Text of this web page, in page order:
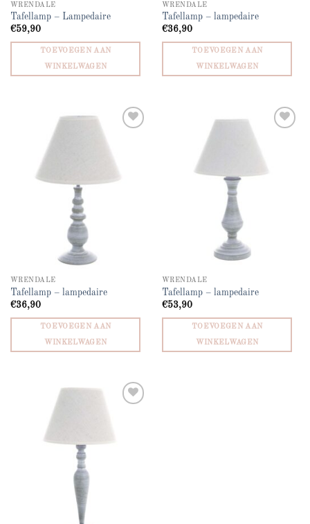
WRENDALE
Tafellamp – Lampedaire
€59,90
TOEVOEGEN AAN
WINKELWAGEN
WRENDALE
Tafellamp – lampedaire
€36,90
TOEVOEGEN AAN
WINKELWAGEN
WRENDALE
Tafellamp – lampedaire
€36,90
TOEVOEGEN AAN
WINKELWAGEN
WRENDALE
Tafellamp – lampedaire
€53,90
TOEVOEGEN AAN
WINKELWAGEN